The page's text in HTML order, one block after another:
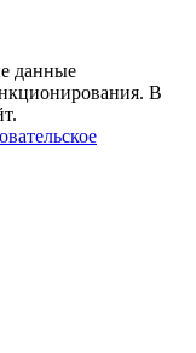
данные
В